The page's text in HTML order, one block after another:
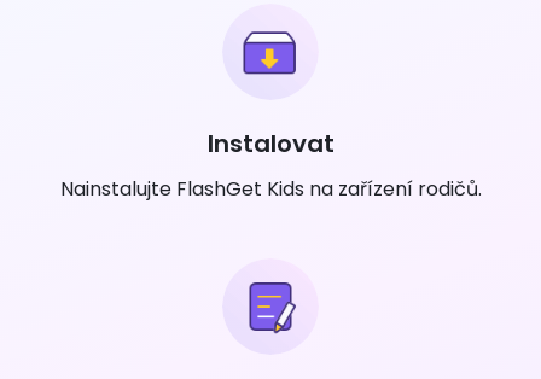
Instalovat
Nainstalujte FlashGet Kids na zařízení rodičů.